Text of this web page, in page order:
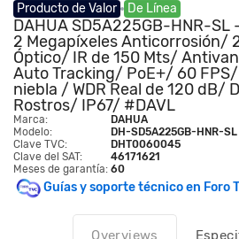
Producto de Valor De Línea
DAHUA SD5A225GB-HNR-SL
2 Megapíxeles Anticorrosión/
Óptico/ IR de 150 Mts/
Auto Tracking/ PoE+/ 60
niebla / WDR Real de 120 dB/
Rostros/ IP67/ #DAVL
Marca:
DAHUA
Modelo:
DH-SD5A225GB-HNR-SL
Clave TVC:
DHT0060045
Clave del SAT:
46171621
Meses de garantía: 60
Guías y soporte técnico en Foro
Overviews